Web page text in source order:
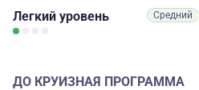
Легкий уровень Средний
ДО КРУИЗНАЯ ПРОГРАММА